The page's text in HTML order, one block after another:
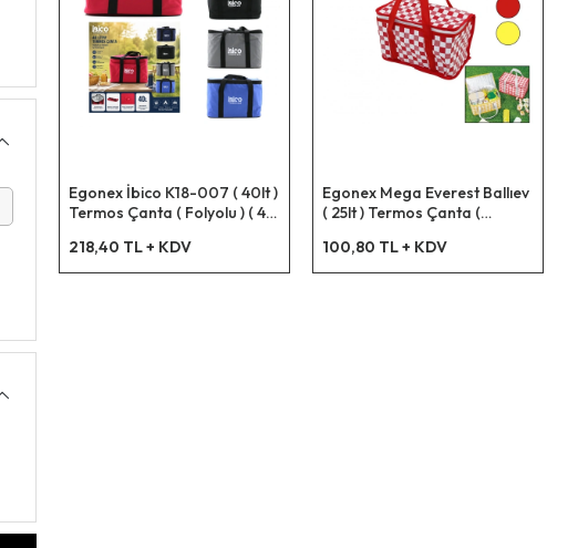
Egonex İbico K18-007 ( 40lt )
Termos Çanta ( Folyolu ) ( 40
)*20=k
218,40 TL + KDV
Egonex Mega Everest Ballıev
( 25lt ) Termos Çanta (
Taşıma Kulp )*100
100,80 TL + KDV